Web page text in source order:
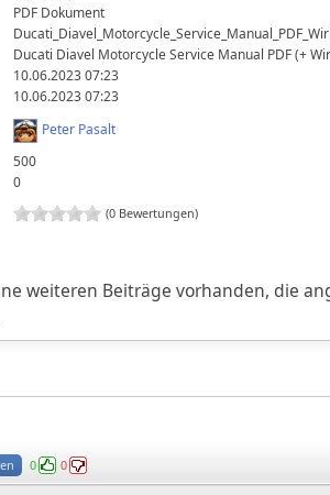
PDF Dokument
Ducati Diavel Motorcycle Service Manual PDF (+
10.06.2023 07:23
10.06.2023 07:23
Peter Pasalt
500
0
(0 Bewertungen)
weiteren Beiträge vorhanden, die
0 0